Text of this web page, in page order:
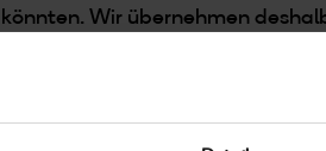
könnten. Wir übernehmen
in jedem Falle aktuell sind. Die
jede Information auf dieser